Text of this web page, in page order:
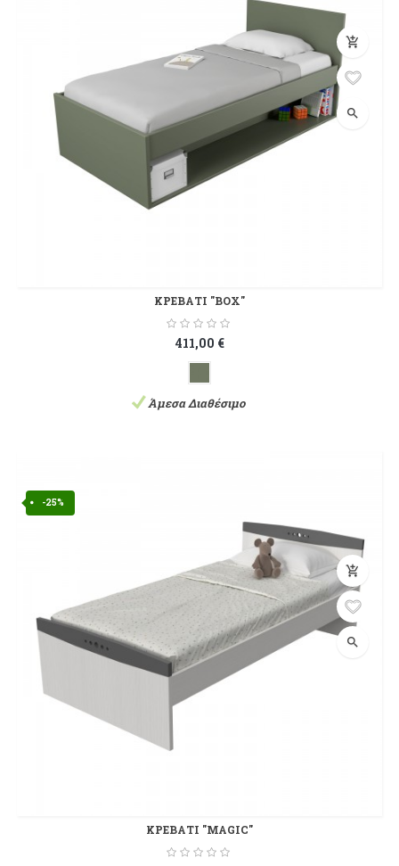
add_shopping_cart
search
ΚΡΕΒΑΤΙ "BOX"
411,00 €
Άμεσα Διαθέσιμο
-25%
add_shopping_cart
search
ΚΡΕΒΑΤΙ "MAGIC"